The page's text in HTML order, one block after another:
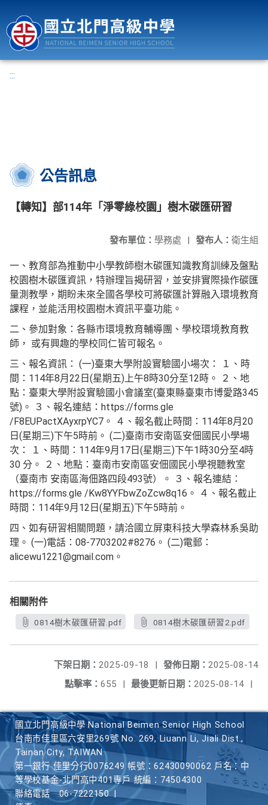
:::
公告訊息
【轉知】部114年「淨零綠校園」樹木碳匯研習
發布人： 衛生組
發布單位： 學務處 |
一、教育部為推動中小學教師樹木碳匯知識教育訓練及盤點
校園樹木碳匯資訊，特辦理旨揭研習，並安排實際操作碳匯
量測教學，期盼未來全國各學校可將碳匯計算融入環境教育
課程，並能活用校園樹木資訊平臺功能。
二、參加對象：各縣市環境教育輔導團、學校環境教育教
師， 或有興趣的學校同仁皆可報名。
三、報名資訊： (一)臺東大學附設實驗國小場次： １、時
間：114年8月22日(星期五)上午8時30分至12時。 ２、地
點：臺東大學附設實驗國小會議室(臺東縣臺東市博愛路345
號)。 ３、報名連結：https://forms.gle
/F8EUPactXAyxrpYC7。 ４、報名截止時間：114年8月20
日(星期三)下午5時前。 (二)臺南市安南區安佃國民小學場
次： １、時間：114年9月17日(星期三)下午1時30分至4時
30 分。 ２、地點：臺南市安南區安佃國民小學視聽教室
（臺南市 安南區海佃路四段493號）。 ３、報名連結：
https://forms.gle /Kw8YYFbwZoZcw8q16。 ４、報名截止
時間：114年9月12日(星期五)下午5時前。
四、如有研習相關問題，請洽國立屏東科技大學森林系吳助
理。 (一)電話：08-7703202#8276。 (二)電郵：
alicewu1221@gmail.com。
相關附件
0814樹木碳匯研習.pdf 0814樹木碳匯研習2.pdf
發佈日期： 2025-08-14
下架日期： 2025-09-18
|
最後更新日期： 2025-08-14 |
點擊率： 655 |
國立北門高級中學 National Beimen Senior High School
台南市佳里區六安里269號 No. 269, Liuann Li, Jiali Dist.,
Tainan City, TAIWAN
第一銀行 佳里分行0076249 帳號：62430090062 戶名：中
等學校基金-北門高中401專戶 統編：74504300
聯絡電話
06-7222150